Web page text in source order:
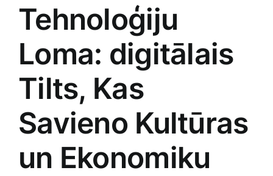
Tehnoloģiju
Loma: digitālais
Tilts, Kas
Savieno Kultūras
un Ekonomiku